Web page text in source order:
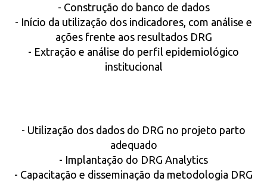
- Construção do banco de dados
- Início da utilização dos indicadores, com análise e
ações frente aos resultados DRG
- Extração e análise do perfil epidemiológico
institucional
- Utilização dos dados do DRG no projeto parto
adequado
- Implantação do DRG Analytics
- Capacitação e disseminação da metodologia DRG